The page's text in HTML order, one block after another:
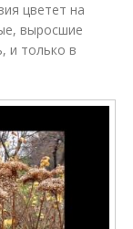
цветет на
выросшие
и только в